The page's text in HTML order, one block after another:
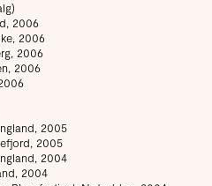
2006
2006
2006
2006
2005
2005
2004
2004